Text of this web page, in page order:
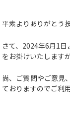
平素よりありがとう
さて、2024年6月1
をお掛けいたします
尚、ご質問やご意見
ておりますのでご利